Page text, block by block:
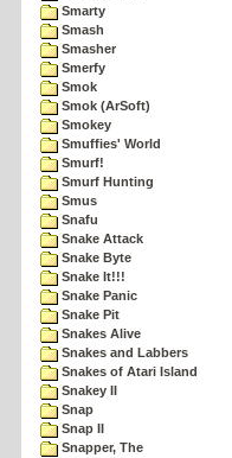
Smarty
Smash
Smasher
Smerfy
Smok
Smok (ArSoft)
Smokey
Smuffies' World
Smurf!
Smurf Hunting
Smus
Snafu
Snake Attack
Snake Byte
Snake It!!!
Snake Panic
Snake Pit
Snakes Alive
Snakes and Labbers
Snakes of Atari Island
Snakey II
Snap
Snap II
Snapper, The